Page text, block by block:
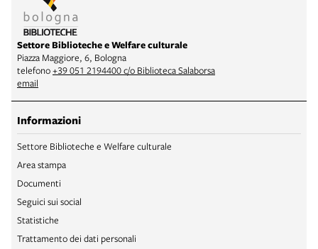
Settore Biblioteche e Welfare culturale
Piazza Maggiore, 6, Bologna
telefono+39 051 2194400 c/o Biblioteca Salaborsa
email
Informazioni
Settore Biblioteche e Welfare culturale
Area stampa
Documenti
Seguici sui social
Statistiche
Trattamento dei dati personali